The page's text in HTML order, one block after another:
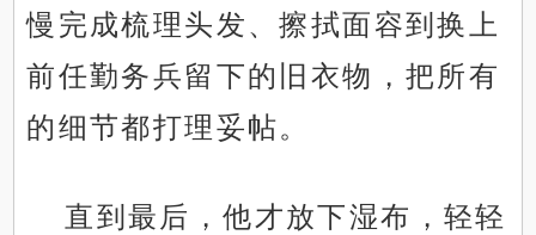
慢完成梳理头发、擦拭面容到换上
前任勤务兵留下的旧衣物，把所有
的细节都打理妥帖。
直到最后，他才放下湿布，轻轻